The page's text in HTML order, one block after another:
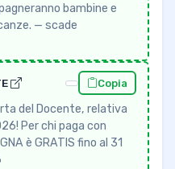
bambine e
— scade
Copia
del Docente, relativa
Per chi paga con
è GRATIS fino al 31